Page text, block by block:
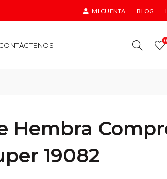
MI CUENTA BLOG
0
Hembra
19082